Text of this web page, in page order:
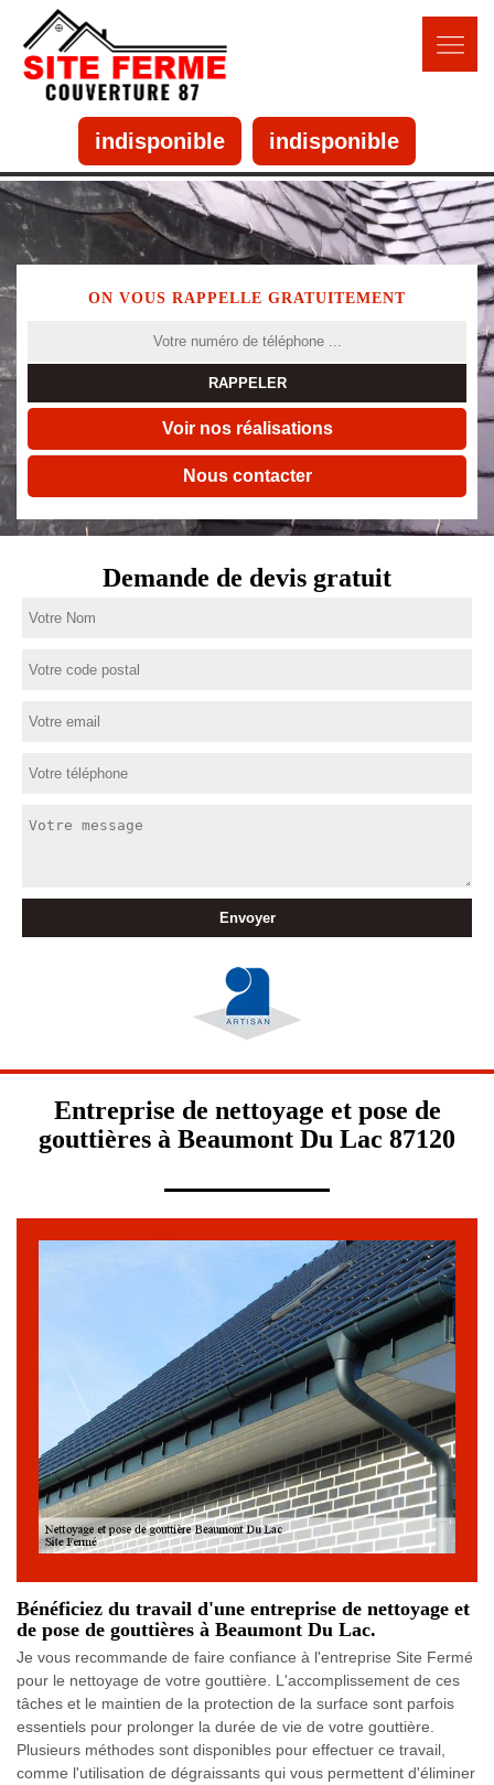
indisponible indisponible
ON VOUS RAPPELLE GRATUITEMENT
Voir nos réalisations
Nous contacter
Demande de devis gratuit
Entreprise de nettoyage et pose de
gouttières à Beaumont Du Lac 87120
Bénéficiez du travail d'une entreprise de nettoyage et
de pose de gouttières à Beaumont Du Lac.
Je vous recommande de faire confiance à l'entreprise Site Fermé
pour le nettoyage de votre gouttière. L'accomplissement de ces
tâches et le maintien de la protection de la surface sont parfois
essentiels pour prolonger la durée de vie de votre gouttière.
Plusieurs méthodes sont disponibles pour effectuer ce travail,
comme l'utilisation de dégraissants qui vous permettent d'éliminer